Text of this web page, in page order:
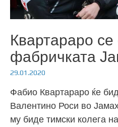
Квартараро се
фабричката
29.01.2020
Фабио Квартараро ќе
Валентино Роси во
му биде тимски колега